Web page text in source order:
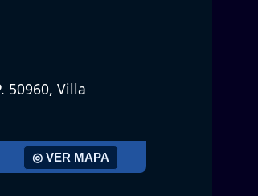
50960, Villa
◎ VER MAPA